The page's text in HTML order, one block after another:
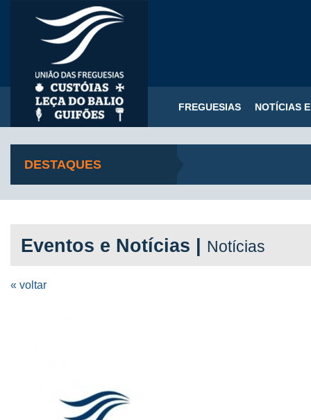
FREGUESIAS NOTÍCIAS
DESTAQUES
Eventos e Notícias | Notícias
« voltar